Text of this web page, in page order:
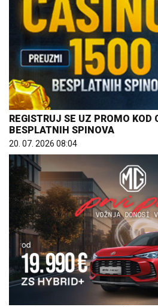
REGISTRUJ SE UZ PROMO
BESPLATNIH SPINOVA
20. 07. 2026 08:04